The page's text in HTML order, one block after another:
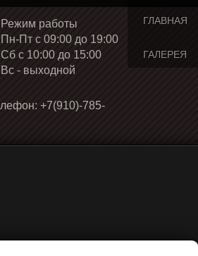
Режим работы
Пн-Пт с 09:00 до 19:00
Cб с 10:00 до 15:00
Вс - выходной
+7(910)-785-
ГЛАВНАЯ
ГАЛЕРЕЯ